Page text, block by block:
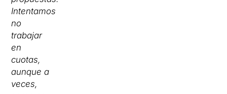
Intentamos
no
trabajar
en
cuotas,
aunque a
veces,